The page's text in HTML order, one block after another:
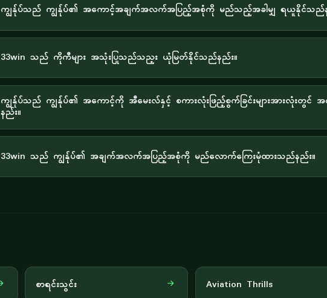
ကျွန်ုပ်သည် ကျွန်ုပ်၏ အကောင့်အချက်အလက်အပြည့်အစုံကို မည်သည့်အခါမျှ ရယူနိုင်သည်
33win သည် ကိုကီများ အသုံးပြုသည်သည့း ယုံမြတ်နိုင်သည်နည်း။
ကျွန်ုပ်သည် ကျွန်ုပ်၏ အကောင့်ကို အီမေးလ်နှင့် စကားလုံးဖြည့်စွက်ခြင်းများအားလုံးတွင်
နည်း။
33win သည် ကျွန်ုပ်၏ အချက်အလက်အပြည့်အစုံကို မည်လောက်ကြေးမုံထားသည်နည်း။
စာရင်းသွင်း Aviation Thrills